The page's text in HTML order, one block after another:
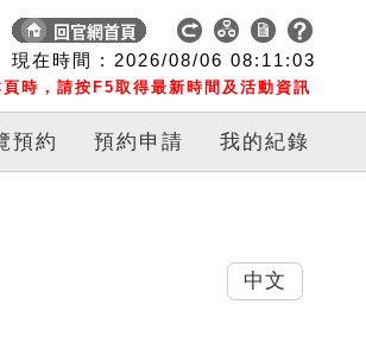
現在時間 : 2026/08/06 08:11:04
時，請按F5取得最新時間及活動資訊
預約 預約申請 我的紀錄